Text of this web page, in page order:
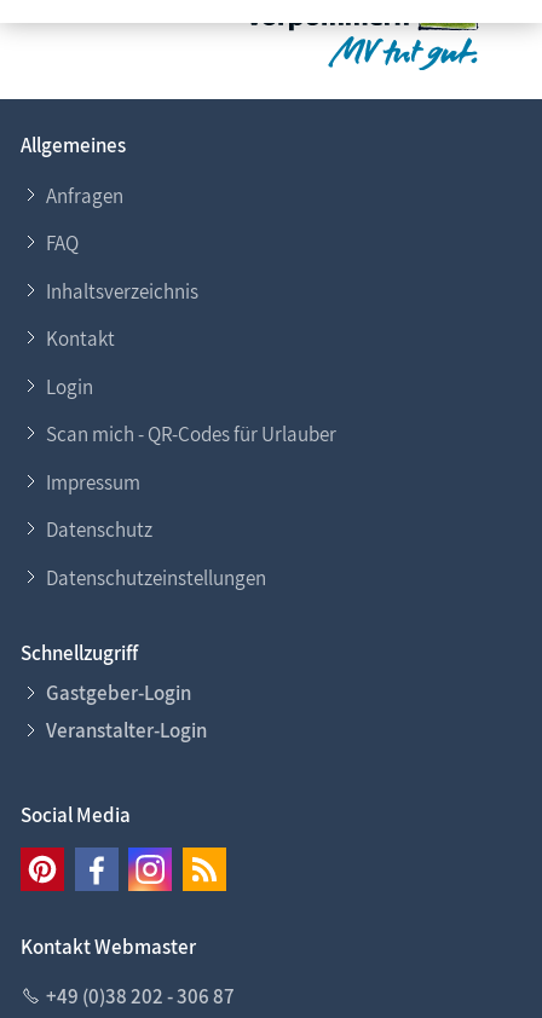
Traditionelles
Begriffe der Region
Veranstaltungen
Allgemeines
Anfragen
FAQ
Inhaltsverzeichnis
Kontakt
Login
Scan mich - QR-Codes für Urlauber
Impressum
Datenschutz
Datenschutzeinstellungen
Schnellzugriff
Gastgeber-Login
Veranstalter-Login
Social Media
Kontakt Webmaster
+49 (0)38 202 - 306 87